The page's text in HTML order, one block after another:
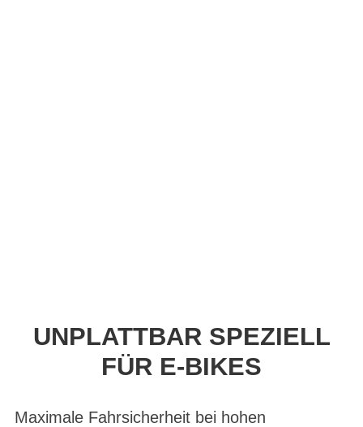
UNPLATTBAR SPEZIELL
FÜR E-BIKES
Maximale Fahrsicherheit bei hohen